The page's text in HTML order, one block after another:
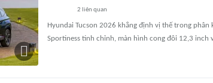
2 liên quan
Hyundai Tucson 2026 khẳng định vị thế trong
Sportiness tinh chỉnh, màn hình cong đôi 12,3 inch